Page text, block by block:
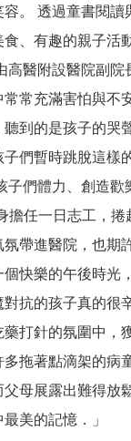
。 透過童書閱
、有趣的親子
高醫附設醫院副
常充滿害怕與
到的是孩子的
們暫時跳脫這
們體力、創造
任一日志工，
帶進醫院，也
快樂的午後時
抗的孩子真的
打針的氛圍中
拖著點滴架的病
母展露出難得
美的記憶．」